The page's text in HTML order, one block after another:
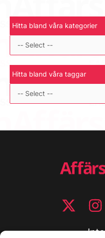
Hitta bland våra kategorier
Hitta bland våra taggar